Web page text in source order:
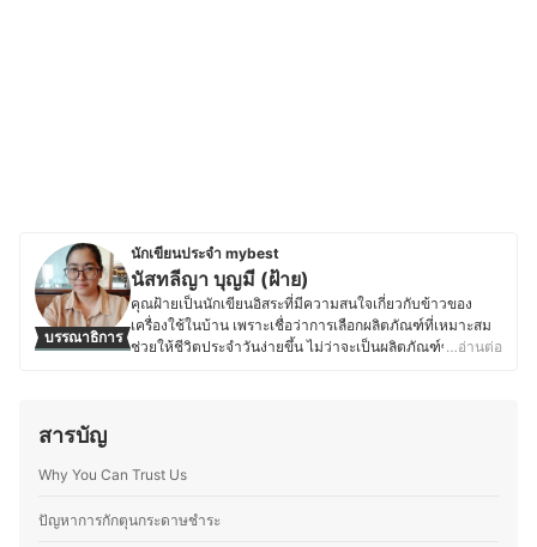
บรรณาธิการ
นักเขียนประจำ mybest
นัสทลีญา บุญมี (ฝ้าย)
คุณฝ้ายเป็นนักเขียนอิสระที่มีความสนใจเกี่ยวกับข้าวของ
เครื่องใช้ในบ้าน เพราะเชื่อว่าการเลือกผลิตภัณฑ์ที่เหมาะสม
ช่วยให้ชีวิตประจำวันง่ายขึ้น ไม่ว่าจะเป็นผลิตภัณฑ์ซักรีด
เพื่อช่วยให้ผู้อ่านตัดสินใจเลือกซื้อสินค้าที่ตอบโจทย์การใช้
เบ็ดเตล็ดในบ้าน เช่น เครื่องหอมในบ้าน อย่างก้านไม้หอม
…อ่านต่อ
สารบัญ
Why You Can Trust Us
ปัญหาการกักตุนกระดาษชำระ